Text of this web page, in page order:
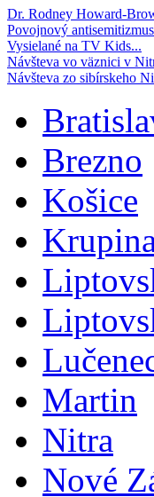
Dr. Rodney Howard-
Povojnový
Vysielané na TV Kids...
Návšteva vo väznici v
Návšteva zo sibírskeho
Brezno
Košice
Martin
Nitra
Nové